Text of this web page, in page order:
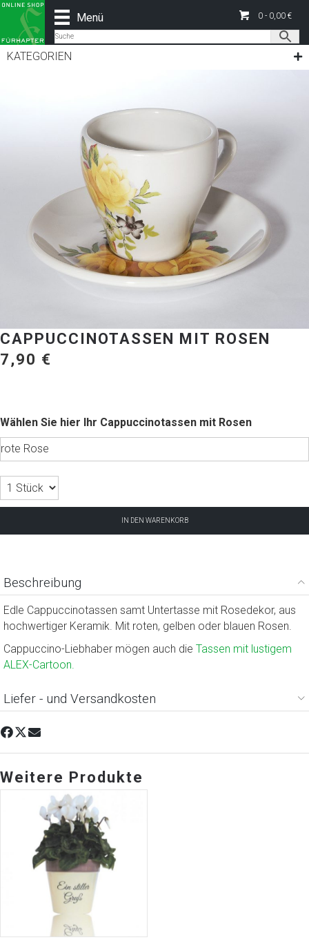
Menü 0 - 0,00 €
KATEGORIEN
CAPPUCCINOTASSEN MIT ROSEN
7,90 €
Cappuccinotassen mit Rosen
IN DEN WARENKORB
Beschreibung
Edle Cappuccinotassen samt Untertasse mit Rosedekor, aus
hochwertiger Keramik. Mit roten, gelben oder blauen Rosen.
Cappuccino-Liebhaber mögen auch die Tassen mit lustigem
ALEX-Cartoon.
Liefer - und Versandkosten
Weitere Produkte